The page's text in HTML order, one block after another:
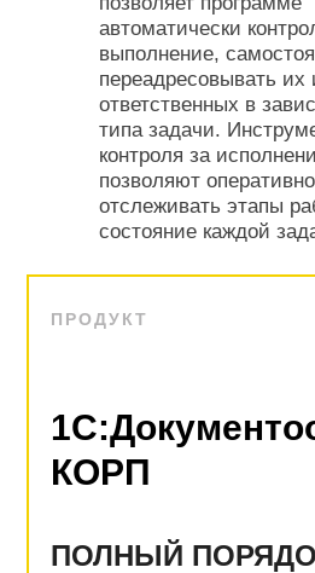
автоматически
выполнение,
переадресовывать их
ответственных в
типа задачи.
контроля за
позволяют оперативно
отслеживать этапы
состояние каждой
ПРОДУКТ
КОРП
ПОЛНЫЙ